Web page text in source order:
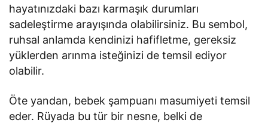
hayatınızdaki bazı karmaşık durumları
sadeleştirme arayışında olabilirsiniz. Bu sembol,
ruhsal anlamda kendinizi hafifletme, gereksiz
yüklerden arınma isteğinizi de temsil ediyor
olabilir.
Öte yandan, bebek şampuanı masumiyeti temsil
eder. Rüyada bu tür bir nesne, belki de